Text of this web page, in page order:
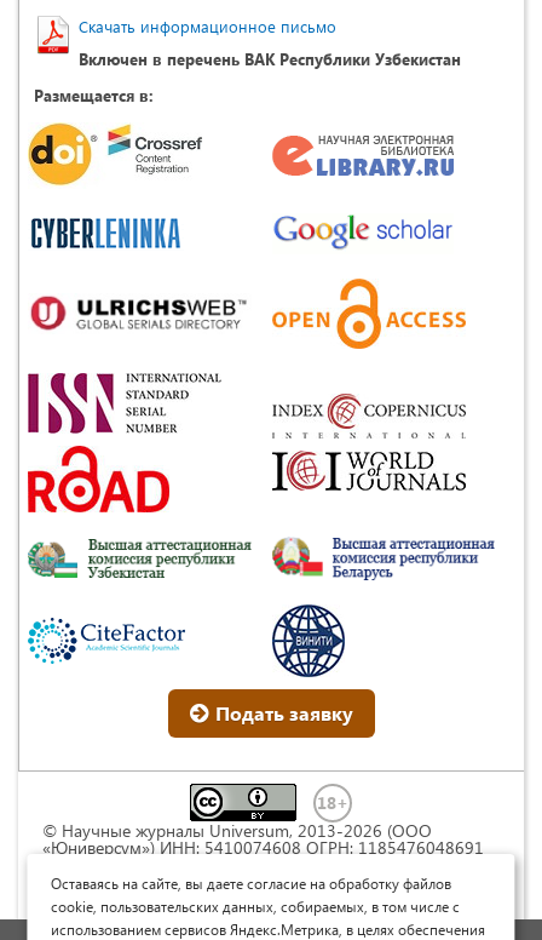
Скачать информационное письмо
Включен в перечень ВАК Республики Узбекистан
Размещается в:
Подать заявку
© Научные журналы Universum, 2013-2026 (ООО
«Юниверсум») ИНН: 5410074608 ОГРН: 1185476048691
Commons « Attribution» («Атрибуция») 4.0
Непортированная
Оставаясь на сайте, вы даете согласие на обработку файлов
cookie, пользовательских данных, собираемых, в том числе с
использованием сервисов Яндекс.Метрика, в целях обеспечения